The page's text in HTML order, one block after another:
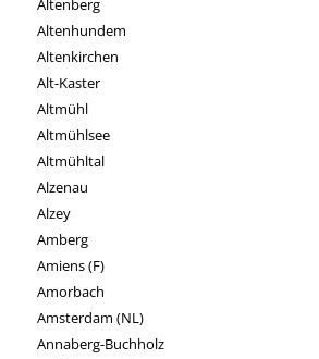
Altenberg
Altenhundem
Altenkirchen
Alt-Kaster
Altmühl
Altmühlsee
Altmühltal
Alzenau
Alzey
Amberg
Amiens (F)
Amorbach
Amsterdam (NL)
Annaberg-Buchholz